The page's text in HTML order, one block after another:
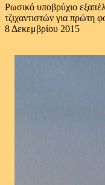
Ρωσικό υποβρύχιο
τζιχαντιστών για πρώτη
8 Δεκεμβρίου 2015